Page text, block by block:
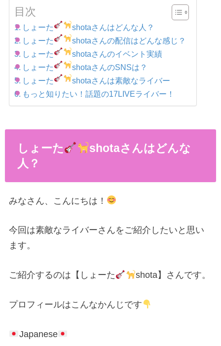
目次
しょーた
shotaさんはどんな人？
しょーた
shotaさんの配信はどんな感じ？
しょーた
shotaさんのイベント実績
しょーた
shotaさんのSNSは？
しょーた
shotaさんは素敵なライバー
もっと知りたい！話題の17LIVEライバー！
しょーた
shotaさんはどんな
人？
みなさん、こんにちは！
今回は素敵なライバーさんをご紹介したいと思い
ます。
ご紹介するのは【しょーた shota】さんです。
プロフィールはこんなかんじです
Japanese